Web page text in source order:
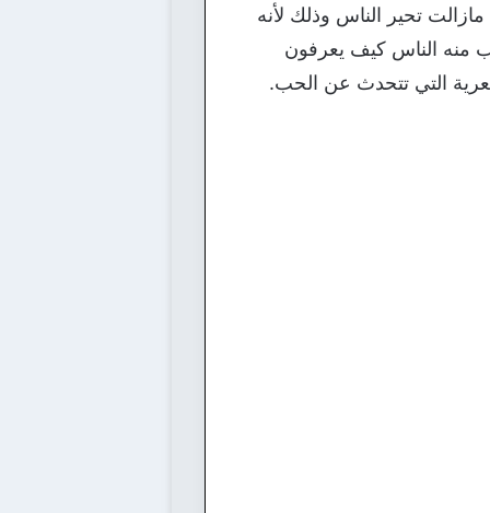
تحير الناس وذلك لأنه
منه الناس كيف يعرفون
التي تتحدث عن الحب.